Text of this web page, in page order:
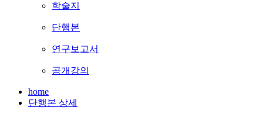
학술지
단행본
연구보고서
공개강의
home
단행본 상세